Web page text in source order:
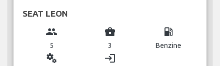
SEAT LEON
group
5
business_center
3
local_gas_station
Benzine
miscellaneous_services login